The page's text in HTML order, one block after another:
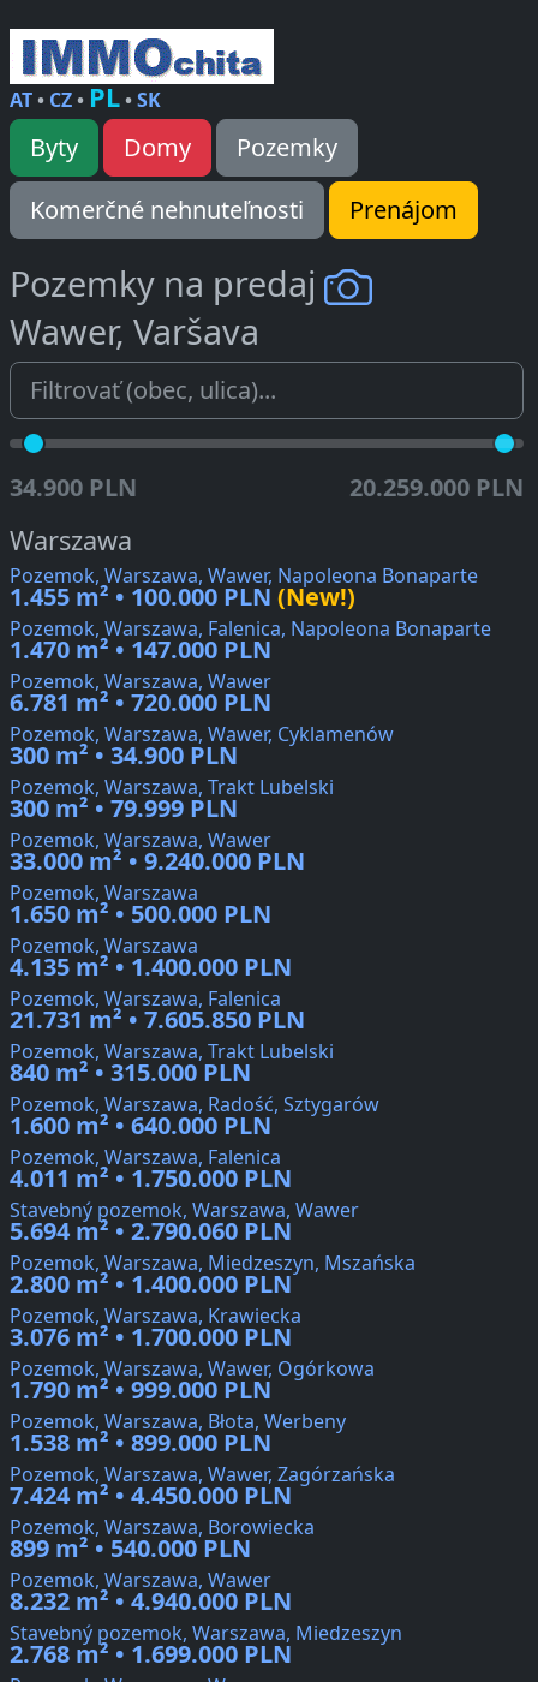
AT• CZ• PL•SK
Byty Domy
Pozemky
Komerčné nehnuteľnosti
Prenájom
Pozemky na predaj
Wawer, Varšava
34.900 PLN 20.259.000 PLN
Warszawa
Pozemok, Warszawa, Wawer, Napoleona Bonaparte
1.455 m² • 100.000 PLN (New!)
Pozemok, Warszawa, Falenica, Napoleona Bonaparte
1.470 m² • 147.000 PLN
Pozemok, Warszawa, Wawer
6.781 m² • 720.000 PLN
Pozemok, Warszawa, Wawer, Cyklamenów
300 m² • 34.900 PLN
Pozemok, Warszawa, Trakt Lubelski
300 m² • 79.999 PLN
Pozemok, Warszawa, Wawer
33.000 m² • 9.240.000 PLN
Pozemok, Warszawa
1.650 m² • 500.000 PLN
Pozemok, Warszawa
4.135 m² • 1.400.000 PLN
Pozemok, Warszawa, Falenica
21.731 m² • 7.605.850 PLN
Pozemok, Warszawa, Trakt Lubelski
840 m² • 315.000 PLN
Pozemok, Warszawa, Radość, Sztygarów
1.600 m² • 640.000 PLN
Pozemok, Warszawa, Falenica
4.011 m² • 1.750.000 PLN
Stavebný pozemok, Warszawa, Wawer
5.694 m² • 2.790.060 PLN
Pozemok, Warszawa, Miedzeszyn, Mszańska
2.800 m² • 1.400.000 PLN
Pozemok, Warszawa, Krawiecka
3.076 m² • 1.700.000 PLN
Pozemok, Warszawa, Wawer, Ogórkowa
1.790 m² • 999.000 PLN
Pozemok, Warszawa, Błota, Werbeny
1.538 m² • 899.000 PLN
Pozemok, Warszawa, Wawer, Zagórzańska
7.424 m² • 4.450.000 PLN
Pozemok, Warszawa, Borowiecka
899 m² • 540.000 PLN
Pozemok, Warszawa, Wawer
8.232 m² • 4.940.000 PLN
Stavebný pozemok, Warszawa, Miedzeszyn
2.768 m² • 1.699.000 PLN